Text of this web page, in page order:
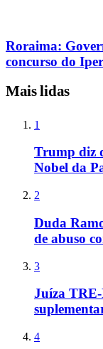
Roraima:
concurso do
Mais lidas
1
Trump diz
Nobel da
2
Duda
de abuso
3
Juíza
4